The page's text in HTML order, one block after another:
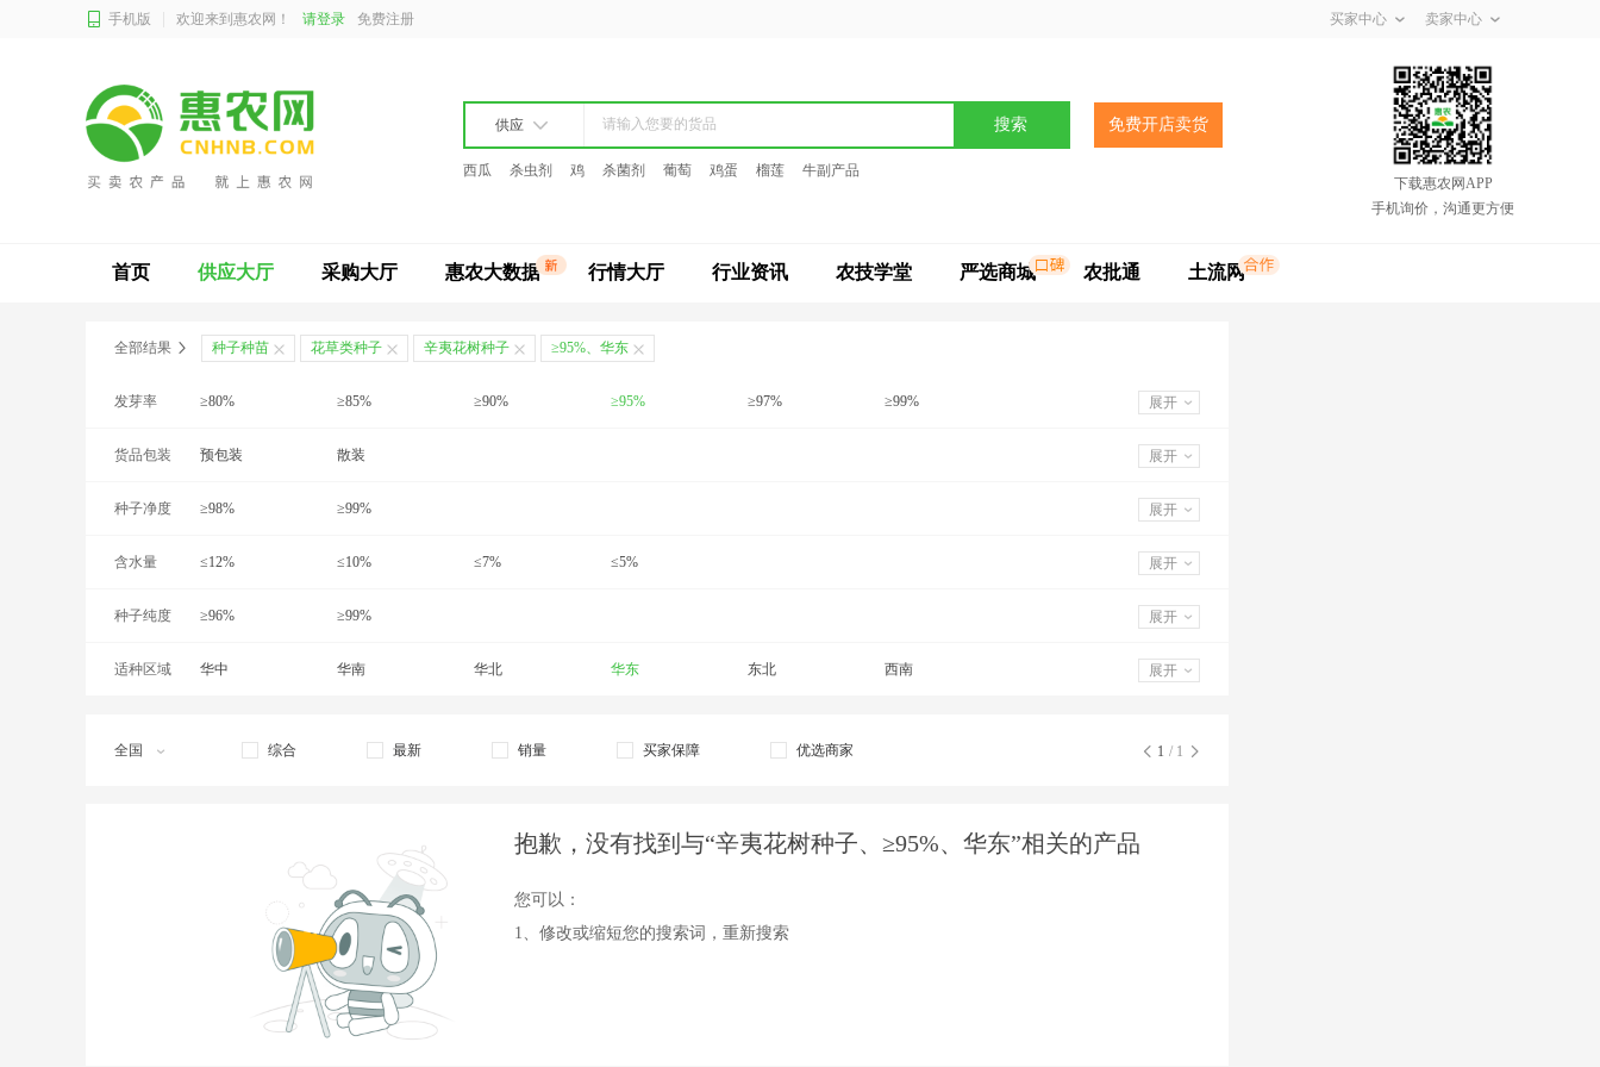
手机版 欢迎来到惠农网！ 请登录 免费注册 买家中心 卖家中心
供应 搜索 免费开店卖货
西瓜 杀虫剂 鸡 杀菌剂 葡萄 鸡蛋 榴莲
牛副产品
下载惠农网APP
手机询价，沟通更方便
首页 供应大厅 采购大厅 惠农大数据 行情大厅 行业资讯 农技学堂 严选商城 农批通 土流网
全部结果 种子种苗 花草类种子 辛夷花树种子 ≥95%、华东
发芽率 ≥80% ≥85% ≥90% ≥95% ≥97% ≥99% 展开
货品包装 预包装 散装 展开
种子净度 ≥98% ≥99% 展开
含水量 ≤12% ≤10% ≤7% ≤5% 展开
种子纯度 ≥96% ≥99% 展开
适种区域 华中 华南 华北 华东 东北 西南 展开
全国 综合 最新 销量 买家保障 优选商家 1 / 1
抱歉，没有找到与“辛夷花树种子、≥95%、华东”相关的产品
您可以：
1、修改或缩短您的搜索词，重新搜索